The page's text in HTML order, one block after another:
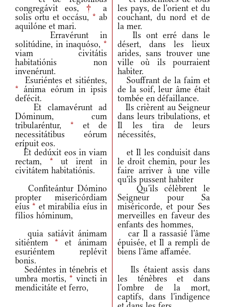
congregávit eos, †
a
solis ortu et occásu, * ab
aquilóne et mari.
les pays, de l'orient et du
couchant, du nord et de
la mer.
Erravérunt in
solitúdine, in inaquóso, *
viam civitátis
habitatiónis non
invenérunt.
Ils ont erré dans le
désert, dans les lieux
arides, sans trouver une
ville où ils pourraient
habiter.
Esuriéntes et sitiéntes,
* ánima eórum in ipsis
defécit.
Souffrant de la faim et
de la soif, leur âme était
tombée en défaillance.
Et clamavérunt ad
Dóminum, cum
tribularéntur, * et de
necessitátibus eórum
erípuit eos.
Ils crièrent au Seigneur
dans leurs tribulations, et
Il les tira de leurs
nécessités,
Et dedúxit eos in viam
rectam, * ut irent in
civitátem habitatiónis.
et Il les conduisit dans
le droit chemin, pour les
faire arriver à une ville
qu'ils pussent habiter
Confiteántur Dómino
propter misericórdiam
eíus* et mirabília eíus in
fílios hóminum,
Qu'ils célèbrent le
Seigneur pour Sa
miséricorde, et pour Ses
merveilles en faveur des
enfants des hommes,
quia satiávit ánimam
sitiéntem * et ánimam
esuriéntem replévit
bonis.
car Il a rassasié l'âme
épuisée, et Il a rempli de
biens l'âme affamée.
Sedéntes in ténebris et
umbra mortis, * vincti in
mendicitáte et ferro,
Ils étaient assis dans
les ténèbres et dans
l'ombre de la mort,
captifs, dans l'indigence